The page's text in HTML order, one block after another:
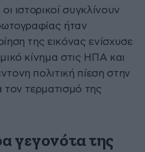
ιστορικοί συγκλίνουν
ήταν
της εικόνας ενίσχυσε
κίνημα στις ΗΠΑ και
πολιτική πίεση στην
τον τερματισμό της
γεγονότα της